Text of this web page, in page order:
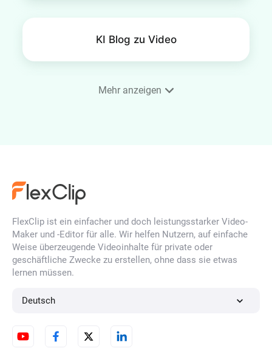
KI Blog zu Video
KI-Logo-Animations-
Generator
Mehr anzeigen
FlexClip ist ein einfacher und doch leistungsstarker Video-
Maker und -Editor für alle. Wir helfen Nutzern, auf einfache
Weise überzeugende Videoinhalte für private oder
geschäftliche Zwecke zu erstellen, ohne dass sie etwas
lernen müssen.
Deutsch